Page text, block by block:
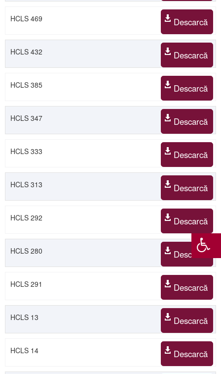
HCLS 469 Descarcă
HCLS 432 Descarcă
HCLS 385 Descarcă
HCLS 347 Descarcă
HCLS 333 Descarcă
HCLS 313 Descarcă
HCLS 292 Descarcă
HCLS 280 Descarcă
HCLS 291 Descarcă
HCLS 13 Descarcă
HCLS 14 Descarcă